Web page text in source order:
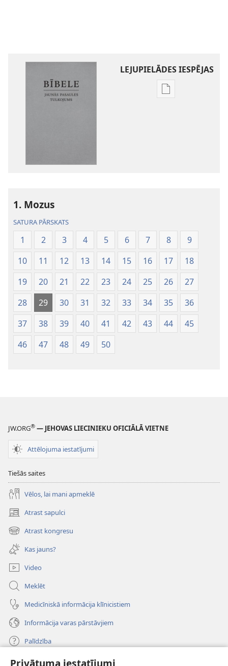
Privātuma iestatījumi
LEJUPIELĀDES IESPĒJAS
Publikāciju
1. Mozus
SATURA PĀRSKATS
1 2 3 4 5 6 7 8
9
10
11 12 13 14 15 16 17
18
19
20 21 22 23 24 25 26
27
28
29 30 31 32 33 34 35
36
37
38 39 40 41 42 43 44
45
46
47 48 49 50
JW.ORG® — JEHOVAS LIECINIEKU OFICIĀLĀ VIETNE
Attēlojuma iestatījumi
Tiešās saites
Vēlos, lai mani apmeklē
Atrast sapulci
(opens
new
window)
Atrast kongresu
(opens
new
window)
Kas jauns?
Video
Meklēt
Medicīniskā informācija klīnicistiem
Informācija varas pārstāvjiem
Palīdzība